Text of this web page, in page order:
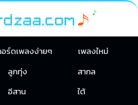
ร์ดเพลงง่ายๆ
เพลงใหม่
ลูกทุ่ง
สากล
อีสาน
ใต้